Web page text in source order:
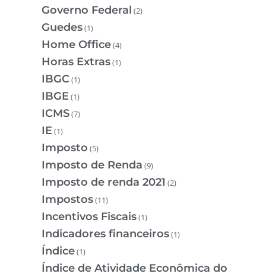
Governo Federal (2)
Guedes(1)
Home Office(4)
Horas Extras(1)
IBGC(1)
IBGE(1)
ICMS(7)
IE(1)
Imposto (5)
Imposto de Renda (9)
Imposto de renda 2021 (2)
Impostos(11)
Incentivos Fiscais(1)
Indicadores financeiros(1)
Índice(1)
Índice de Atividade Econômica do